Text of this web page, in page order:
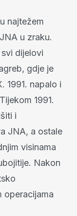
najtežem
u zraku.
dijelovi
gdje je
1991. napalo i
1991.
i
JNA, a ostale
visinama
Nakon
operacijama